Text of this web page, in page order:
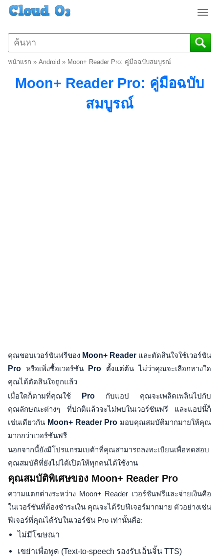
T
g
g
n
a
หน้าแรก » Android » Moon+ Reader Pro: คู่มือฉบับสมบูรณ์
Moon+ Reader Pro: คู่มือฉบับ
สมบูรณ์
คุณชอบเวอร์ชันฟรีของ Moon+ Reader และตัดสินใจใช้เวอร์ชัน
Pro หรือเพิ่งซื้อเวอร์ชัน Pro ตั้งแต่ต้น ไม่ว่าคุณจะเลือกทางใด
คุณได้ตัดสินใจถูกแล้ว
เมื่อใดก็ตามที่คุณใช้
Pro กับแอป คุณจะเพลิดเพลินไปกับ
คุณลักษณะต่างๆ ที่ปกติแล้วจะไม่พบในเวอร์ชันฟรี และแอปนี้ก็
เช่นเดียวกัน Moon+ Reader Pro มอบคุณสมบัติมากมายให้คุณ
มากกว่าเวอร์ชันฟรี
นอกจากนี้ยังมีโปรแกรมเบต้าที่คุณสามารถลงทะเบียนเพื่อทดสอบ
คุณสมบัติที่ยังไม่ได้เปิดให้ทุกคนได้ใช้งาน
คุณสมบัติพิเศษของ Moon+ Reader Pro
ความแตกต่างระหว่าง Moon+ Reader เวอร์ชันฟรีและจ่ายเงินคือ
ในเวอร์ชันที่ต้องชำระเงิน คุณจะได้รับฟีเจอร์มากมาย ตัวอย่างเช่น
ฟีเจอร์ที่คุณได้รับในเวอร์ชัน Pro เท่านั้นคือ:
ไม่มีโฆษณา
เขย่าเพื่อพูด (Text-to-speech รองรับเอ็นจิ้น TTS)